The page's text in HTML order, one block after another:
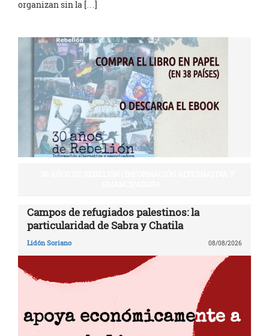
organizan sin la […]
Campos de refugiados palestinos: la
particularidad de Sabra y Chatila
Lidón Soriano 08/08/2026